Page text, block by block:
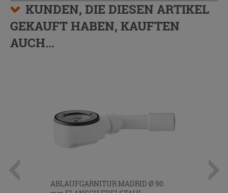
KUNDEN, DIE DIESEN ARTIKEL
GEKAUFT HABEN, KAUFTEN
AUCH...
ABLAUFGARNITUR MADRID Ø 90